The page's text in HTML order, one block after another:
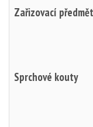
Zařizovací
Sprchové kouty